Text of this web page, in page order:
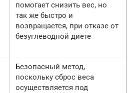
помогает снизить вес, но
так же быстро и
возвращается, при отказе от
безуглеводной диете
Безопасный метод,
поскольку сброс веса
осуществляется под